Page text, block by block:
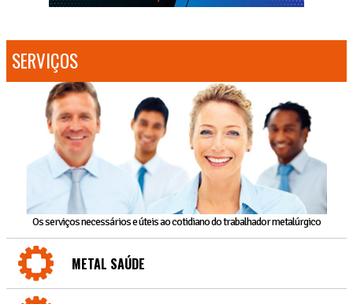
SERVIÇOS
Os serviços necessários e úteis ao cotidiano do trabalhador metalúrgico
METAL SAÚDE